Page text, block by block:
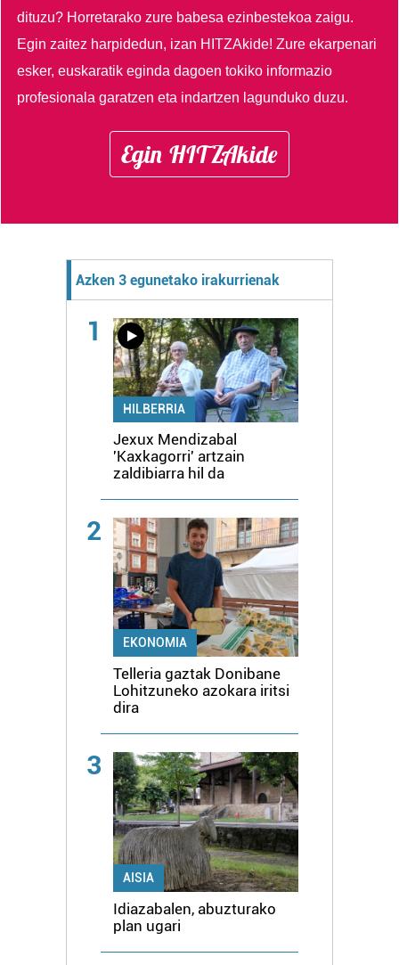
dituzu? Horretarako zure babesa ezinbestekoa zaigu.
Egin zaitez harpidedun, izan HITZAkide!Zure ekarpenari
esker, euskaratik eginda dagoen tokiko informazio
profesionala garatzen eta indartzen lagunduko duzu.
Egin HITZAkide
Azken 3 egunetako irakurrienak
1
HILBERRIA
Jexux Mendizabal
'Kaxkagorri' artzain
zaldibiarra hil da
2
EKONOMIA
Telleria gaztak Donibane
Lohitzuneko azokara iritsi
dira
3
AISIA
Idiazabalen, abuzturako
plan ugari